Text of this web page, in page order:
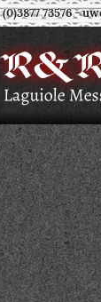
73576-